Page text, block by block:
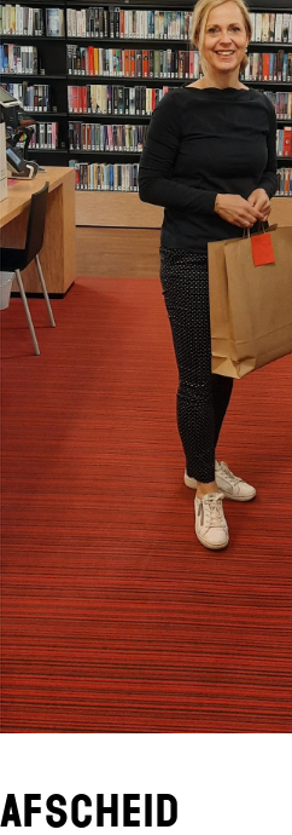
Afscheid